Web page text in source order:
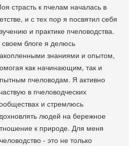
страсть к пчелам началась в
и с тех пор я посвятил себя
и практике пчеловодства.
своем блоге я делюсь
знаниями и опытом,
как начинающим, так и
пчеловодам. Я активно
в пчеловодческих
и стремлюсь
людей на бережное
к природе. Для меня
- это не только